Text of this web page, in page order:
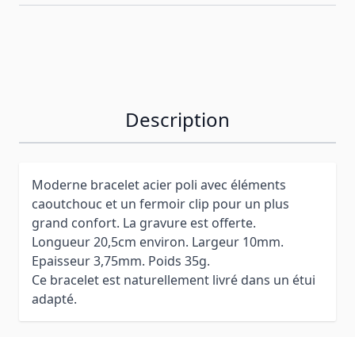
Description
Moderne bracelet acier poli avec éléments
caoutchouc et un fermoir clip pour un plus
grand confort. La gravure est offerte.
Longueur 20,5cm environ. Largeur 10mm.
Epaisseur 3,75mm. Poids 35g.
Ce bracelet est naturellement livré dans un étui
adapté.